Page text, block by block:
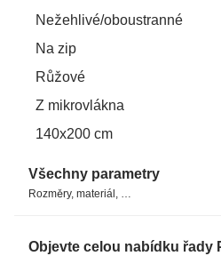
Nežehlivé/oboustranné
Na zip
Růžové
Z mikrovlákna
140x200 cm
Všechny parametry
Rozměry, materiál, …
Objevte celou nabídku řady